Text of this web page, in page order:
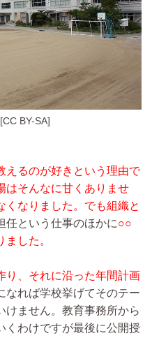
[CC BY-SA]
えるのが好きという理由で
はそんなに甘くありませ
なりました。 でも組織と
任という仕事のほかに○○
した。
り、それに沿った年間計画
なれば学校挙げてそのテー
けません。教育事務所から
くわけですが最後に公開授